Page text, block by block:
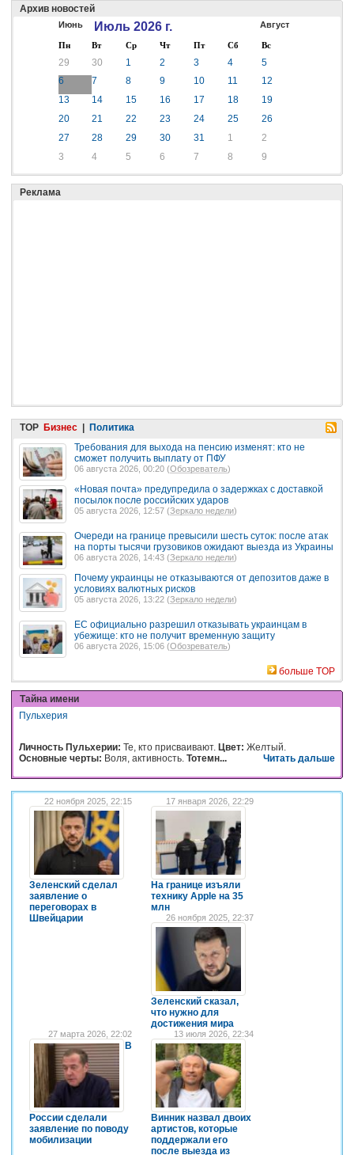
Архив новостей
Июнь Июль 2026 г. Август
Пн Вт Ср Чт Пт Сб Вс
29 30 1 2 3 4
5
6
7 8 9 10 11
12
13
14 15 16 17 18
19
20
21 22 23 24 25
26
27
28 29 30 31 1
2
3
4 5 6 7 8 9
Реклама
TOP Бизнес | Политика
Требования для выхода на пенсию изменят: кто не
сможет получить выплату от ПФУ
06 августа 2026, 00:20 (Обозреватель)
«Новая почта» предупредила о задержках с доставкой
посылок после российских ударов
05 августа 2026, 12:57 (Зеркало недели)
Очереди на границе превысили шесть суток: после атак
на порты тысячи грузовиков ожидают выезда из Украины
06 августа 2026, 14:43 (Зеркало недели)
Почему украинцы не отказываются от депозитов даже в
условиях валютных рисков
05 августа 2026, 13:22 (Зеркало недели)
ЕС официально разрешил отказывать украинцам в
убежище: кто не получит временную защиту
06 августа 2026, 15:06 (Обозреватель)
больше TOP
Тайна имени
Пульхерия
Личность Пульхерии: Те, кто присваивают. Цвет: Желтый.
Основные черты: Воля, активность. Тотемн... Читать дальше
22 ноября 2025, 22:15
Зеленский сделал
заявление о
переговорах в
Швейцарии
17 января 2026, 22:29
На границе изъяли
технику Apple на 35
млн
26 ноября 2025, 22:37
Зеленский сказал,
что нужно для
достижения мира
27 марта 2026, 22:02
В
России сделали
заявление по поводу
мобилизации
13 июля 2026, 22:34
Винник назвал двоих
артистов, которые
поддержали его
после выезда из